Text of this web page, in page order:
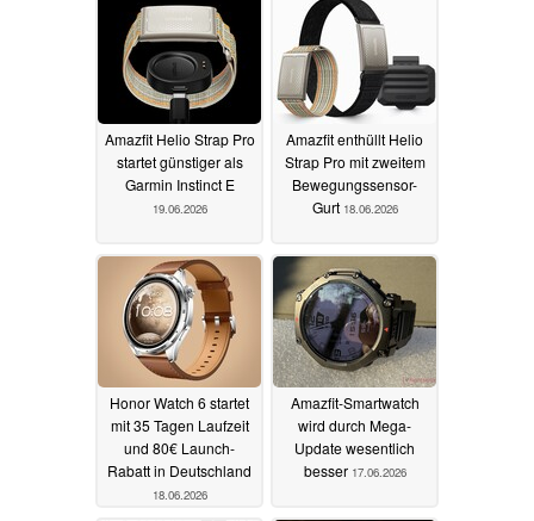
24.06.2026
Amazfit Helio Strap Pro
startet günstiger als
Garmin Instinct E
19.06.2026
Amazfit enthüllt Helio
Strap Pro mit zweitem
Bewegungssensor-
Gurt 18.06.2026
Honor Watch 6 startet
mit 35 Tagen Laufzeit
und 80€ Launch-
Rabatt in Deutschland
18.06.2026
Amazfit-Smartwatch
wird durch Mega-
Update wesentlich
besser 17.06.2026